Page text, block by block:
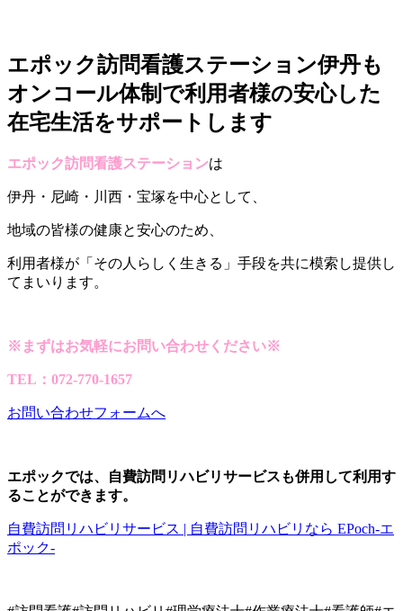
エポック訪問看護ステーション伊丹も
オンコール体制で利用者様の安心した
在宅生活をサポートします
エポック訪問看護ステーションは
伊丹・尼崎・川西・宝塚を中心として、
地域の皆様の健康と安心のため、
利用者様が「その人らしく生きる」手段を共に模索し提供し
てまいります。
※ まずはお気軽にお問い合わせください※
TEL ：072-770-1657
お問い合わせフォームへ
エポックでは、自費訪問リハビリサービスも併用して利用す
ることができます。
自費訪問リハビリサービス | 自費訪問リハビリなら EPoch-エ
ポック-